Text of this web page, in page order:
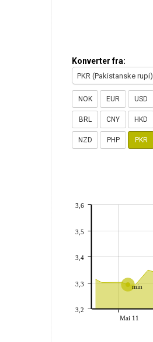
Konverter fra:
PKR (Pakistanske rupi)
NOK EUR USD
BRL CNY HKD
NZD PHP PKR
min
Mai 11
3,2
3,3
3,4
3,5
3,6